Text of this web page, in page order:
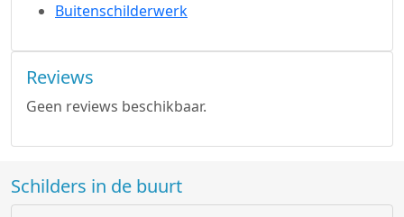
Buitenschilderwerk
Reviews
Geen reviews beschikbaar.
Schilders in de buurt